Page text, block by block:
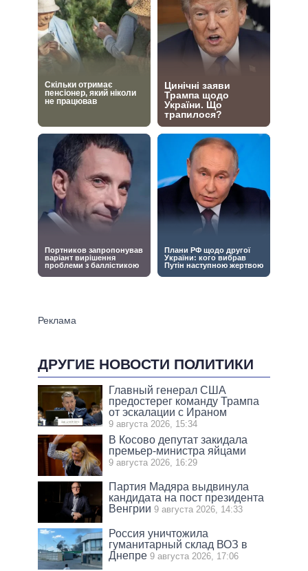
ДРУГИЕ НОВОСТИ ПОЛИТИКИ
Главный генерал США
предостерег команду Трампа
от эскалации с Ираном
9 августа 2026, 15:34
В Косово депутат закидала
премьер-министра яйцами
9 августа 2026, 16:29
Партия Мадяра выдвинула
кандидата на пост президента
Венгрии 9 августа 2026, 14:33
Россия уничтожила
гуманитарный склад ВОЗ в
Днепре 9 августа 2026, 17:06